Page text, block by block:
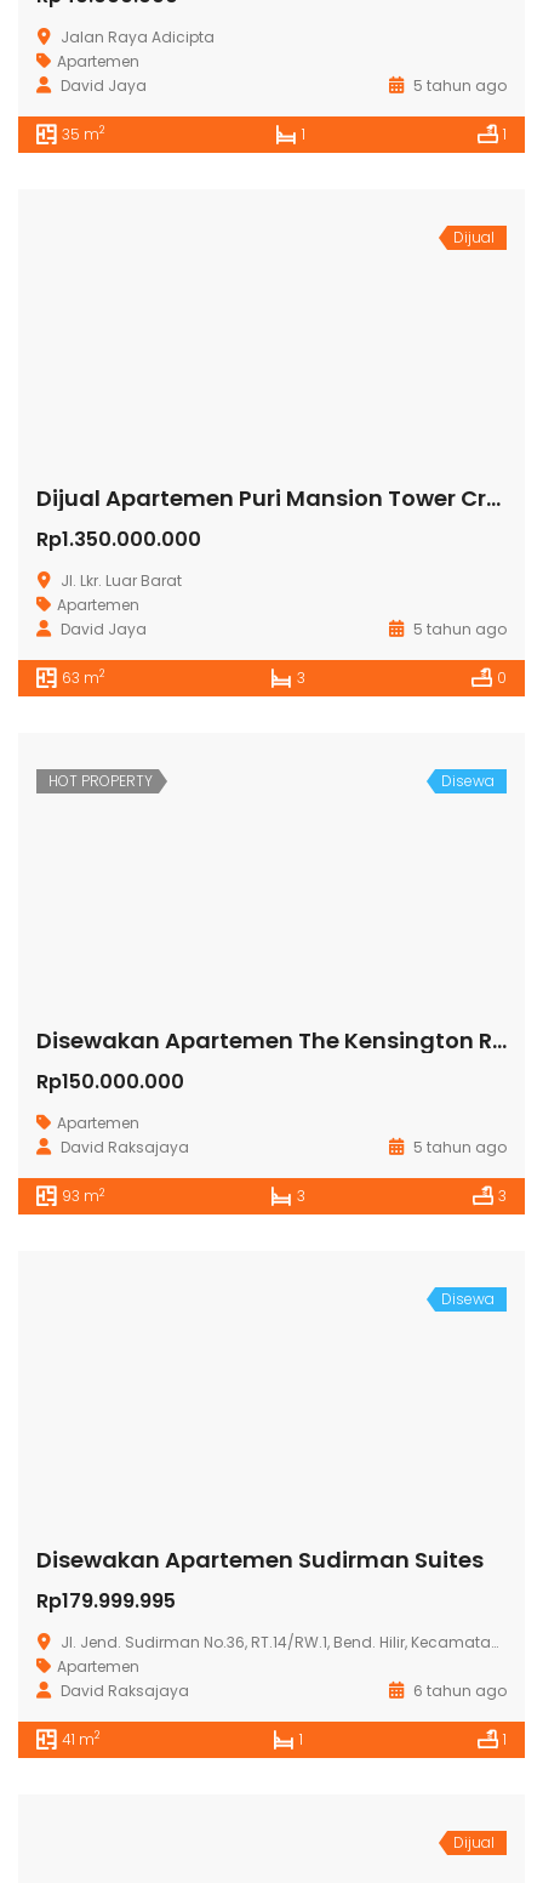
Jalan Raya Adicipta
Apartemen
David Jaya
5 tahun ago
35 m2 1 1
Dijual
Dijual Apartemen Puri Mansion Tower Crystal
Rp1.350.000.000
Jl. Lkr. Luar Barat
Apartemen
David Jaya
5 tahun ago
63 m2 3 0
HOT PROPERTY Disewa
Disewakan Apartemen The Kensington Royal Suites Tower Belmount Lt 19 Kelapa Gading
Rp150.000.000
Apartemen
David Raksajaya
5 tahun ago
93 m2 3 3
Disewa
Disewakan Apartemen Sudirman Suites
Rp179.999.995
Jl. Jend. Sudirman No.36, RT.14/RW.1, Bend. Hilir, Kecamatan Tanah Abang, Kota Jakarta Pusat, Daerah Khusus Ibukota Jakarta 10210
Apartemen
David Raksajaya
6 tahun ago
41 m2 1 1
Dijual